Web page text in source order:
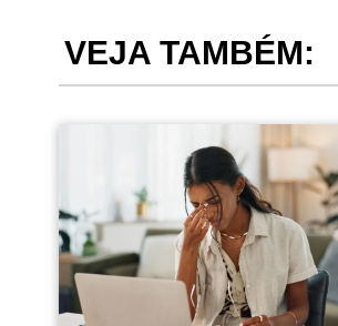
VEJA TAMBÉM: